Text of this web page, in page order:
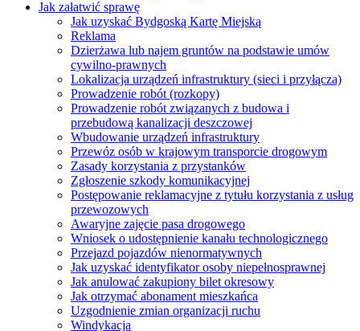
Jak załatwić sprawę
Jak uzyskać Bydgoską Kartę Miejską
Reklama
Dzierżawa lub najem gruntów na podstawie umów
cywilno-prawnych
Lokalizacja urządzeń infrastruktury (sieci i przyłącza)
Prowadzenie robót (rozkopy)
Prowadzenie robót związanych z budowa i
przebudową kanalizacji deszczowej
Wbudowanie urządzeń infrastruktury
Przewóz osób w krajowym transporcie drogowym
Zasady korzystania z przystanków
Zgłoszenie szkody komunikacyjnej
Postępowanie reklamacyjne z tytułu korzystania z usług
przewozowych
Awaryjne zajęcie pasa drogowego
Wniosek o udostępnienie kanału technologicznego
Przejazd pojazdów nienormatywnych
Jak uzyskać identyfikator osoby niepełnosprawnej
Jak anulować zakupiony bilet okresowy
Jak otrzymać abonament mieszkańca
Uzgodnienie zmian organizacji ruchu
Windykacja